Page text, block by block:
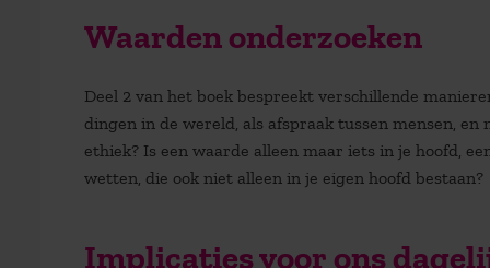
Waarden onderzoeken
Deel 2 van het boek bespreekt verschillende
dingen in de wereld, als afspraak tussen mensen,
ethiek? Is een waarde alleen maar iets in je hoofd,
wetten, die ook niet alleen in je eigen hoofd bestaan?
Implicaties voor ons